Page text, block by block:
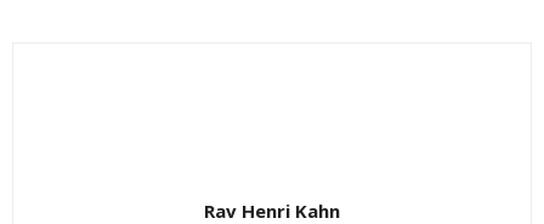
Rav Henri Kahn